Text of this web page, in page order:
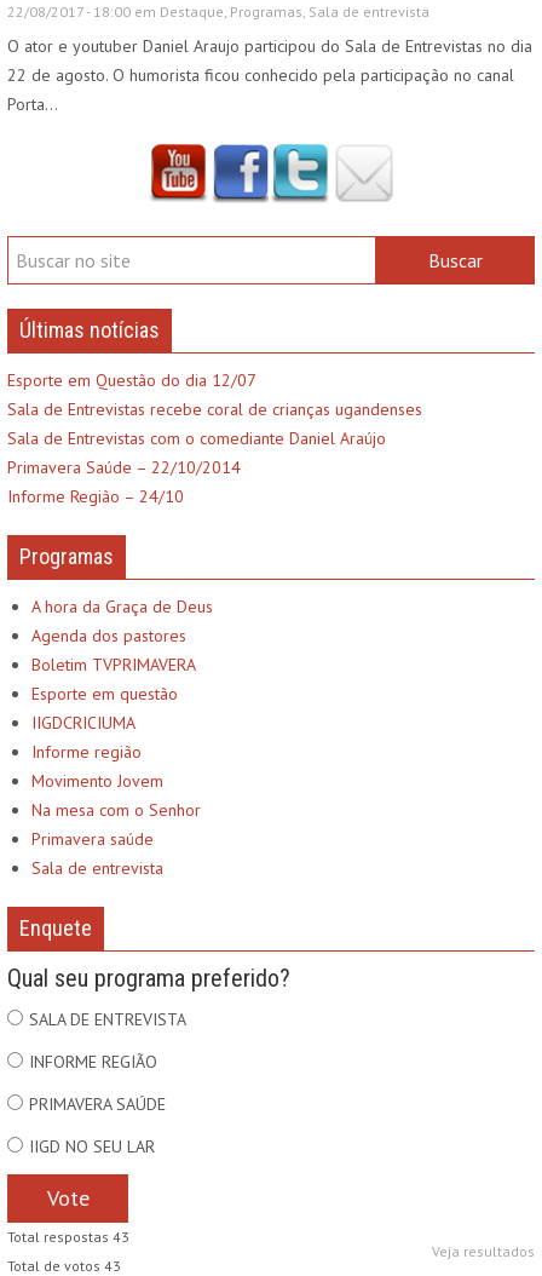
22/08/2017 - 18:00 em Destaque Programas Sala de entrevista
O ator e youtuber Daniel Araujo participou do Sala de Entrevistas no dia
22 de agosto. O humorista ficou conhecido pela participação no canal
Porta…
Últimas notícias
Esporte em Questão do dia 12/07
Sala de Entrevistas recebe coral de crianças ugandenses
Sala de Entrevistas com o comediante Daniel Araújo
Primavera Saúde – 22/10/2014
Informe Região – 24/10
Programas
A hora da Graça de Deus
Agenda dos pastores
Boletim TVPRIMAVERA
Esporte em questão
IIGDCRICIUMA
Informe região
Movimento Jovem
Na mesa com o Senhor
Primavera saúde
Sala de entrevista
Enquete
Qual seu programa preferido?
SALA DE ENTREVISTA
INFORME REGIÃO
PRIMAVERA SAÚDE
IIGD NO SEU LAR
Vote
Veja resultados
Total respostas 43
Total de votos 43